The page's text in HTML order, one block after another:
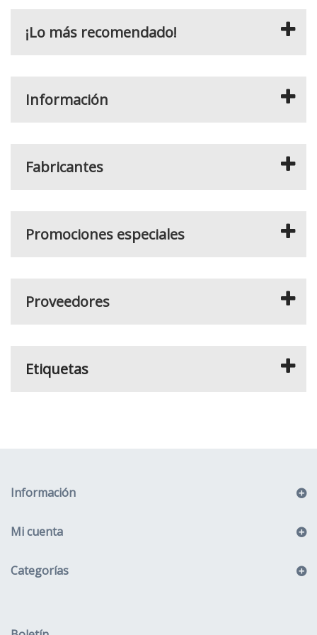
¡Lo más recomendado!
Información
Fabricantes
Promociones especiales
Proveedores
Etiquetas
Información
Mi cuenta
Categorías